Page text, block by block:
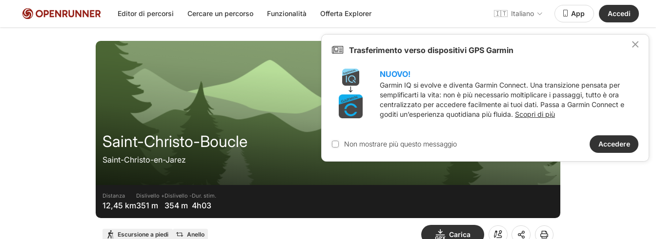
Editor di percorsi Cercare un percorso Funzionalità Offerta Explorer 🇮🇹 Italiano App Accedi
Saint-Christo-Boucle
Saint-Christo-en-Jarez
Distanza
12,45 km
Dislivello +
351 m
Dislivello -
354 m
Dur. stim.
4h03
Escursione a piedi Anello Carica
Trasferimento verso dispositivi GPS Garmin
NUOVO!
Garmin IQ si evolve e diventa Garmin Connect. Una transizione pensata per
semplificarti la vita: non è più necessario moltiplicare i passaggi, tutto è ora
centralizzato per accedere facilmente ai tuoi dati. Passa a Garmin Connect e
goditi un’esperienza quotidiana più fluida. Scopri di più
Non mostrare più questo messaggio Accedere